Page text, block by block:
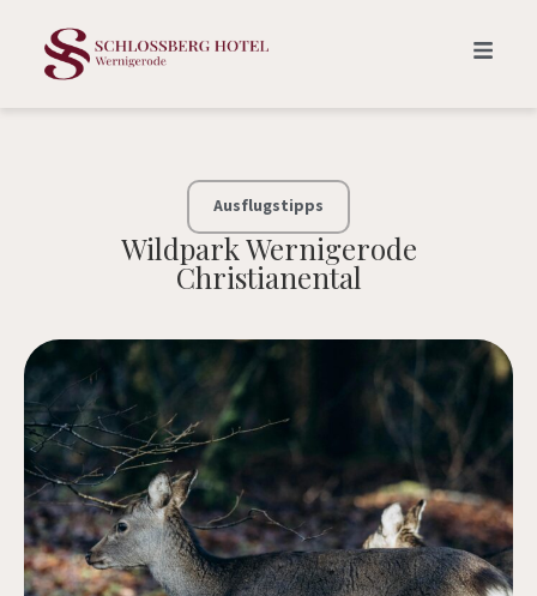
Ausflugstipps
Wildpark Wernigerode
Christianental